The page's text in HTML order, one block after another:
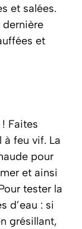
et salées.
et
Faites
feu vif. La
pour
et ainsi
tester la
d’eau : si
grésillant,